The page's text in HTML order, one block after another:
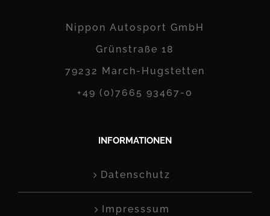
Nippon Autosport GmbH
Grünstraße 18
79232 March-Hugstetten
+49 (0)7665 93467-0
INFORMATIONEN
Datenschutz
Impresssum